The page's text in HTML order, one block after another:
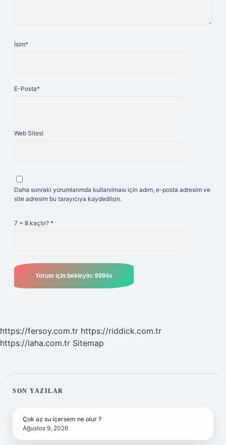
İsim*
E-Posta*
Web Sitesi
Daha sonraki yorumlarımda kullanılması için adım, e-posta adresim ve
site adresim bu tarayıcıya kaydedilsin.
7 + 8 kaçtır? *
https://fersoy.com.tr https://riddick.com.tr
https://laha.com.tr Sitemap
SIDEBAR
SON YAZILAR
Çok az su içersem ne olur ?
Ağustos 9, 2026